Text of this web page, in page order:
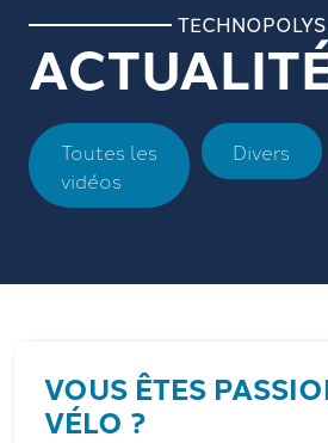
TECHNOPOLYS
Toutes les
vidéos
Divers
VOUS ÊTES
VÉLO ?